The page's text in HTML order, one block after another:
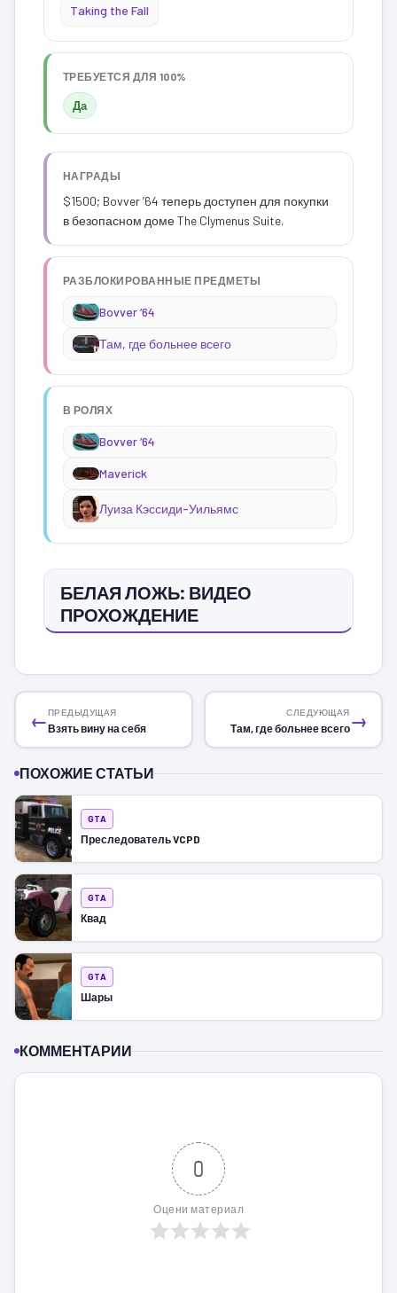
Taking the Fall
ТРЕБУЕТСЯ ДЛЯ 100%
Да
НАГРАДЫ
$1500; Bovver ’64 теперь доступен для покупки
в безопасном доме The Clymenus Suite.
РАЗБЛОКИРОВАННЫЕ ПРЕДМЕТЫ
Bovver ’64
Там, где больнее всего
В РОЛЯХ
Bovver ’64
Maverick
Луиза Кэссиди-Уильямс
БЕЛАЯ ЛОЖЬ: ВИДЕО
ПРОХОЖДЕНИЕ
←ПРЕДЫДУЩАЯ
Взять вину на себя →
СЛЕДУЮЩАЯ
Там, где больнее всего
ПОХОЖИЕ СТАТЬИ
GTA
Преследователь VCPD
GTA
Квад
GTA
Шары
КОММЕНТАРИИ
0
Оцени материал